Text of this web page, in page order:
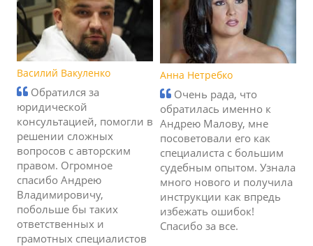
Василий Вакуленко
Обратился за
юридической
консультацией, помогли в
решении сложных
вопросов с авторским
правом. Огромное
спасибо Андрею
Владимировичу,
побольше бы таких
ответственных и
грамотных специалистов
Анна Нетребко
Очень рада, что
обратилась именно к
Андрею Малову, мне
посоветовали его как
специалиста с большим
судебным опытом. Узнала
много нового и получила
инструкции как впредь
избежать ошибок!
Спасибо за все.